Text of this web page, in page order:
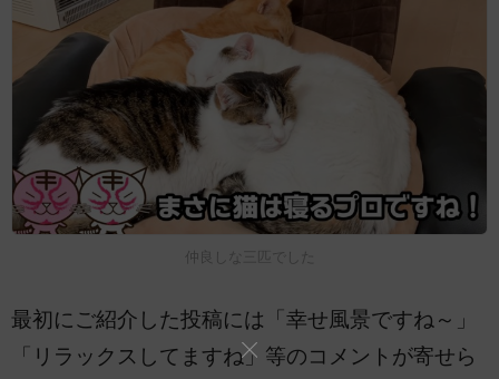
仲良しな三匹でした
最初にご紹介した投稿には「幸せ風景ですね～」
「リラックスしてますね」等のコメントが寄せら